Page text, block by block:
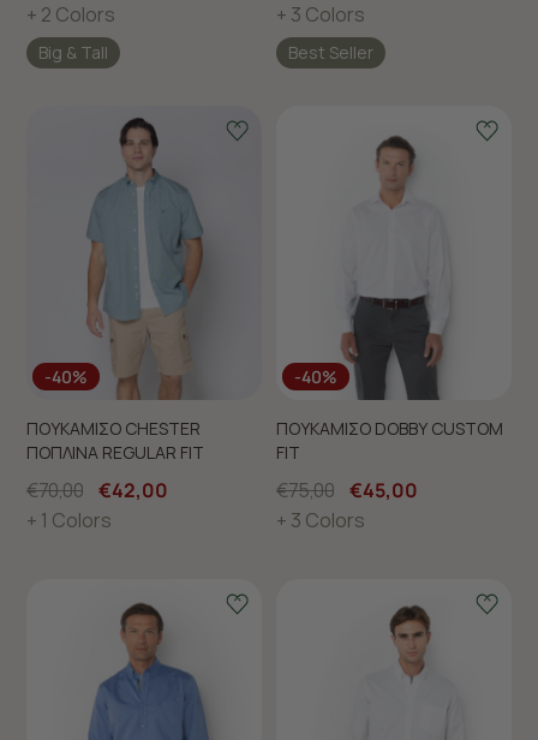
+ 2 Colors
Big & Tall
+ 3 Colors
Best Seller
-40%
ΠΟΥΚΑΜΙΣΟ CHESTER
ΠΟΠΛΙΝΑ REGULAR FIT
€70,00 €42,00
+ 1 Colors
-40%
ΠΟΥΚΑΜΙΣΟ DOBBY CUSTOM
FIT
€75,00 €45,00
+ 3 Colors